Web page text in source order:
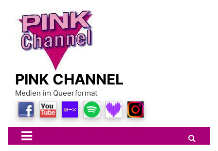
content
PINK CHANNEL
Medien im Queerformat